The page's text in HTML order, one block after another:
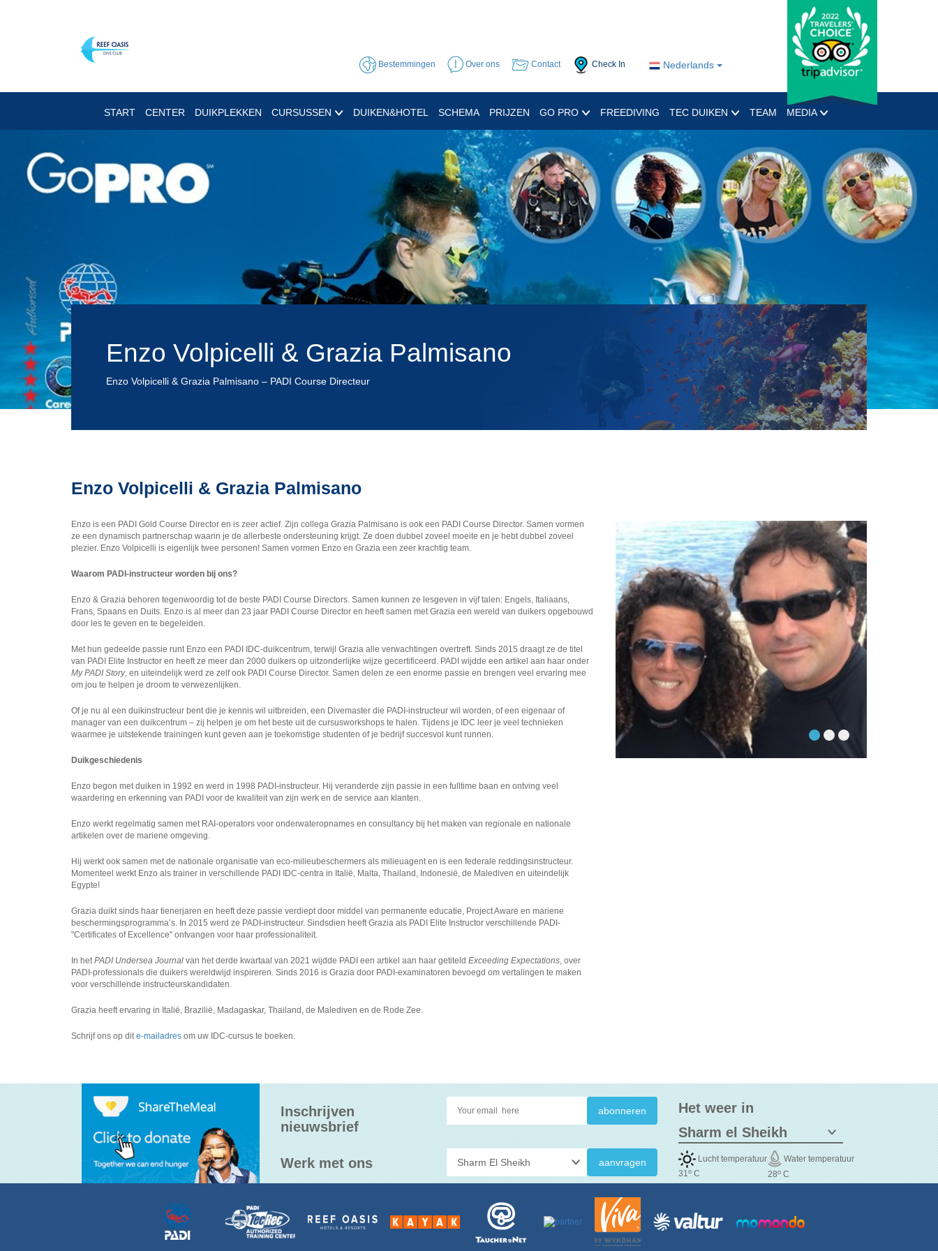
Nederlands
Bestemmingen Over ons Contact Check In
START CENTER DUIKPLEKKEN CURSUSSEN DUIKEN&HOTEL SCHEMA PRIJZEN GO PRO FREEDIVING TEC DUIKEN TEAM MEDIA
Enzo Volpicelli & Grazia Palmisano
Enzo Volpicelli & Grazia Palmisano – PADI Course Directeur
Enzo Volpicelli & Grazia Palmisano
Enzo is een PADI Gold Course Director en is zeer actief. Zijn collega Grazia Palmisano is ook een PADI Course Director. Samen vormen
ze een dynamisch partnerschap waarin je de allerbeste ondersteuning krijgt. Ze doen dubbel zoveel moeite en je hebt dubbel zoveel
plezier. Enzo Volpicelli is eigenlijk twee personen! Samen vormen Enzo en Grazia een zeer krachtig team.
Waarom PADI-instructeur worden bij ons?
Enzo & Grazia behoren tegenwoordig tot de beste PADI Course Directors. Samen kunnen ze lesgeven in vijf talen: Engels, Italiaans,
Frans, Spaans en Duits. Enzo is al meer dan 23 jaar PADI Course Director en heeft samen met Grazia een wereld van duikers opgebouwd
door les te geven en te begeleiden.
Met hun gedeelde passie runt Enzo een PADI IDC-duikcentrum, terwijl Grazia alle verwachtingen overtreft. Sinds 2015 draagt ze de titel
van PADI Elite Instructor en heeft ze meer dan 2000 duikers op uitzonderlijke wijze gecertificeerd. PADI wijdde een artikel aan haar onder
My PADI Story, en uiteindelijk werd ze zelf ook PADI Course Director. Samen delen ze een enorme passie en brengen veel ervaring mee
om jou te helpen je droom te verwezenlijken.
Of je nu al een duikinstructeur bent die je kennis wil uitbreiden, een Divemaster die PADI-instructeur wil worden, of een eigenaar of
manager van een duikcentrum – zij helpen je om het beste uit de cursusworkshops te halen. Tijdens je IDC leer je veel technieken
waarmee je uitstekende trainingen kunt geven aan je toekomstige studenten of je bedrijf succesvol kunt runnen.
Duikgeschiedenis
Enzo begon met duiken in 1992 en werd in 1998 PADI-instructeur. Hij veranderde zijn passie in een fulltime baan en ontving veel
waardering en erkenning van PADI voor de kwaliteit van zijn werk en de service aan klanten.
Enzo werkt regelmatig samen met RAI-operators voor onderwateropnames en consultancy bij het maken van regionale en nationale
artikelen over de mariene omgeving.
Hij werkt ook samen met de nationale organisatie van eco-milieubeschermers als milieuagent en is een federale reddingsinstructeur.
Momenteel werkt Enzo als trainer in verschillende PADI IDC-centra in Italië, Malta, Thailand, Indonesië, de Malediven en uiteindelijk
Egypte!
Grazia duikt sinds haar tienerjaren en heeft deze passie verdiept door middel van permanente educatie, Project Aware en mariene
beschermingsprogramma’s. In 2015 werd ze PADI-instructeur. Sindsdien heeft Grazia als PADI Elite Instructor verschillende PADI-
"Certificates of Excellence" ontvangen voor haar professionaliteit.
In hetPADI Undersea Journal van het derde kwartaal van 2021 wijdde PADI een artikel aan haar getiteld Exceeding Expectations, over
PADI-professionals die duikers wereldwijd inspireren. Sinds 2016 is Grazia door PADI-examinatoren bevoegd om vertalingen te maken
voor verschillende instructeurskandidaten.
Grazia heeft ervaring in Italië, Brazilië, Madagaskar, Thailand, de Malediven en de Rode Zee.
Schrijf ons op dite-mailadres om uw IDC-cursus te boeken.
Inschrijven
nieuwsbrief
Werk met ons aanvragen
Het weer in
Lucht temperatuur
31o C
Water temperatuur
28oC